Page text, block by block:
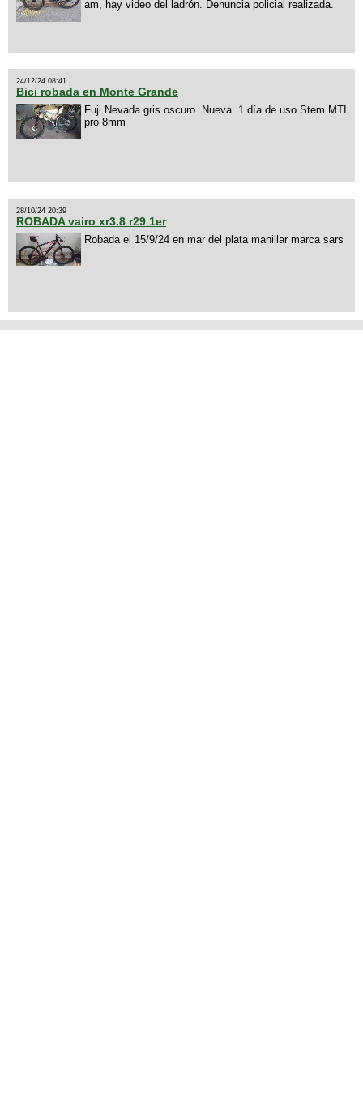
am, hay video del ladrón. Denuncia policial realizada.
24/12/24 08:41
Bici robada en Monte Grande
Fuji Nevada gris oscuro. Nueva. 1 día de uso Stem MTI
pro 8mm
28/10/24 20:39
ROBADA vairo xr3.8 r29 1er
Robada el 15/9/24 en mar del plata manillar marca sars